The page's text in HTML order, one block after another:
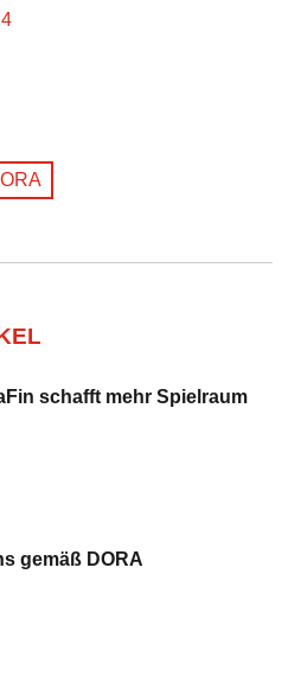
schafft mehr Spielraum
gemäß DORA